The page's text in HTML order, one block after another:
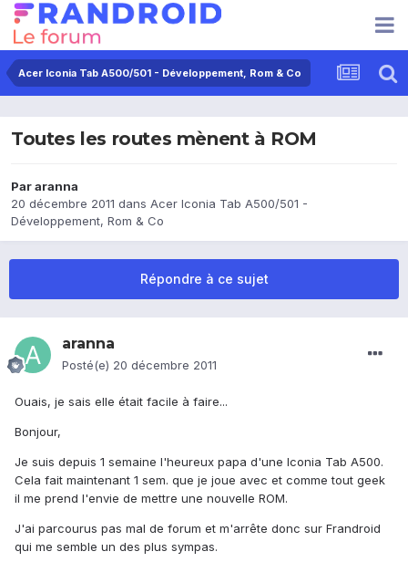
Acer Iconia Tab A500/501 - Développement, Rom & Co
Toutes les routes mènent à ROM
Pararanna
20 décembre 2011 dans Acer Iconia Tab A500/501 -
Développement, Rom & Co
Répondre à ce sujet
aranna
Posté(e) 20 décembre 2011
Ouais, je sais elle était facile à faire...
Bonjour,
Je suis depuis 1 semaine l'heureux papa d'une Iconia Tab A500.
Cela fait maintenant 1 sem. que je joue avec et comme tout geek
il me prend l'envie de mettre une nouvelle ROM.
J'ai parcourus pas mal de forum et m'arrête donc sur Frandroid
qui me semble un des plus sympas.